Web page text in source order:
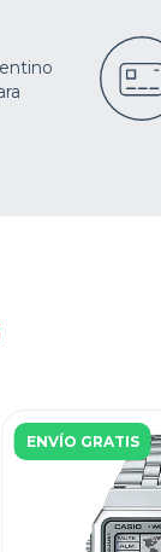
ENVÍO GRATIS